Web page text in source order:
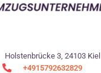
Holstenbrücke 3, 24103 Kiel
+4915792632829